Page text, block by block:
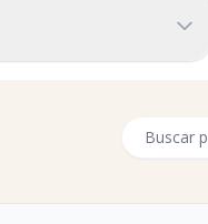
Buscar